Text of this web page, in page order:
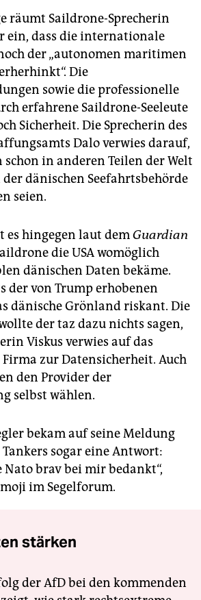
räumt Saildrone-Sprecherin
ein, dass die internationale
der „autonomen maritimen
Die
sowie die professionelle
erfahrene Saildrone-Seeleute
Sicherheit. Die Sprecherin des
Dalo verwies darauf,
schon in anderen Teilen der Welt
dänischen Seefahrtsbehörde
seien.
es hingegen laut demGuardian
die USA womöglich
dänischen Daten bekäme.
der von Trump erhobenen
dänische Grönland riskant. Die
der taz dazu nichts sagen,
Viskus verwies auf das
zur Datensicherheit. Auch
den Provider der
selbst wählen.
bekam auf seine Meldung
sogar eine Antwort:
Nato brav bei mir bedankt“,
im Segelforum.
stärken
der AfD bei den kommenden